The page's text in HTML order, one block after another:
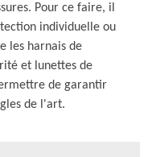
Pour ce faire, il
individuelle ou
les harnais de
et lunettes de
de garantir
de l'art.